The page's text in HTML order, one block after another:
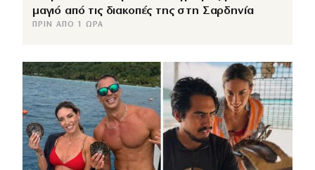
μαγιό από τις διακοπές της στη Σαρδηνία
ΠΡΙΝ ΑΠΌ 1 ΏΡΑ